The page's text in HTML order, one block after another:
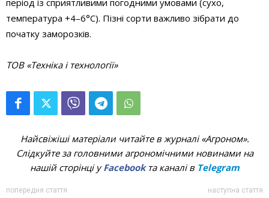
період із сприятливими погодними умовами (сухо,
температура +4–6°C). Пізні сорти важливо зібрати до
початку заморозків.
ТОВ «Техніка і технології»
Найсвіжіші матеріали читайте в журналі «Агроном».
Слідкуйте за головними агрономічними новинами на
нашій сторінці уFacebookта каналі в Telegram
попередня стаття наступна стаття